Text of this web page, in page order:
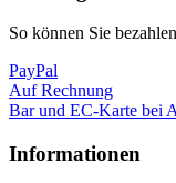
So können Sie
PayPal
Auf Rechnung
Bar und EC-Karte bei
Informationen